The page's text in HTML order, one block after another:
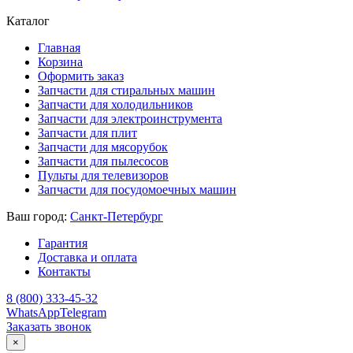
Каталог
Главная
Корзина
Оформить заказ
Запчасти для стиральных машин
Запчасти для холодильников
Запчасти для электроинструмента
Запчасти для плит
Запчасти для мясорубок
Запчасти для пылесосов
Пульты для телевизоров
Запчасти для посудомоечных машин
Ваш город: Санкт-Петербург
Гарантия
Доставка и оплата
Контакты
8 (800) 333-45-32
WhatsAppTelegram
Заказать звонок
×